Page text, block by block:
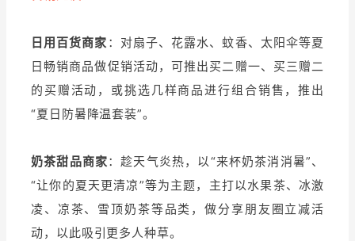
日用百货商家 ：对扇子、花露水、蚊香、太阳伞等夏
日畅销商品做促销活动，可推出买二赠一、买三赠二
的买赠活动，或挑选几样商品进行组合销售，推出
“夏日防暑降温套装”。
奶茶甜品商家：趁天气炎热，以“来杯奶茶消消暑”、
“让你的夏天更清凉”等为主题，主打以水果茶、冰激
凌、凉茶、雪顶奶茶等品类，做分享朋友圈立减活
动，以此吸引更多人种草。